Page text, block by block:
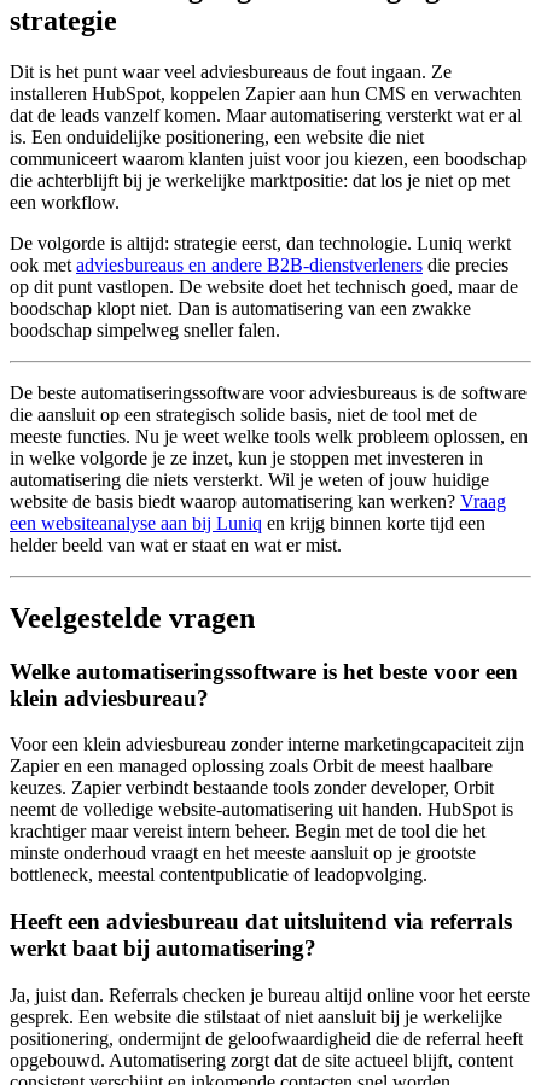
strategie
Dit is het punt waar veel adviesbureaus de fout ingaan. Ze
installeren HubSpot, koppelen Zapier aan hun CMS en verwachten
dat de leads vanzelf komen. Maar automatisering versterkt wat er al
is. Een onduidelijke positionering, een website die niet
communiceert waarom klanten juist voor jou kiezen, een boodschap
die achterblijft bij je werkelijke marktpositie: dat los je niet op met
een workflow.
De volgorde is altijd: strategie eerst, dan technologie. Luniq werkt
ook met adviesbureaus en andere B2B-dienstverleners die precies
op dit punt vastlopen. De website doet het technisch goed, maar de
boodschap klopt niet. Dan is automatisering van een zwakke
boodschap simpelweg sneller falen.
De beste automatiseringssoftware voor adviesbureaus is de software
die aansluit op een strategisch solide basis, niet de tool met de
meeste functies. Nu je weet welke tools welk probleem oplossen, en
in welke volgorde je ze inzet, kun je stoppen met investeren in
automatisering die niets versterkt. Wil je weten of jouw huidige
website de basis biedt waarop automatisering kan werken? Vraag
een websiteanalyse aan bij Luniq en krijg binnen korte tijd een
helder beeld van wat er staat en wat er mist.
Veelgestelde vragen
Welke automatiseringssoftware is het beste voor een
klein adviesbureau?
Voor een klein adviesbureau zonder interne marketingcapaciteit zijn
Zapier en een managed oplossing zoals Orbit de meest haalbare
keuzes. Zapier verbindt bestaande tools zonder developer, Orbit
neemt de volledige website-automatisering uit handen. HubSpot is
krachtiger maar vereist intern beheer. Begin met de tool die het
minste onderhoud vraagt en het meeste aansluit op je grootste
bottleneck, meestal contentpublicatie of leadopvolging.
Heeft een adviesbureau dat uitsluitend via referrals
werkt baat bij automatisering?
Ja, juist dan. Referrals checken je bureau altijd online voor het eerste
gesprek. Een website die stilstaat of niet aansluit bij je werkelijke
positionering, ondermijnt de geloofwaardigheid die de referral heeft
opgebouwd. Automatisering zorgt dat de site actueel blijft, content